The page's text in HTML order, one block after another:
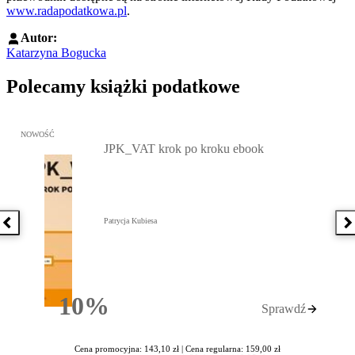
www.radapodatkowa.pl.
Autor:
Katarzyna Bogucka
Polecamy książki podatkowe
Poprzednia książka
Przejdź do: JPK_VAT krok po kroku ebook, Patrycja Kubiesa -
NOWOŚĆ
10%Rabatu
JPK_VAT krok po kroku ebook
Patrycja Kubiesa
Sprawdź
Cena promocyjna: 143,10 zł | Cena regularna: 159,00 zł